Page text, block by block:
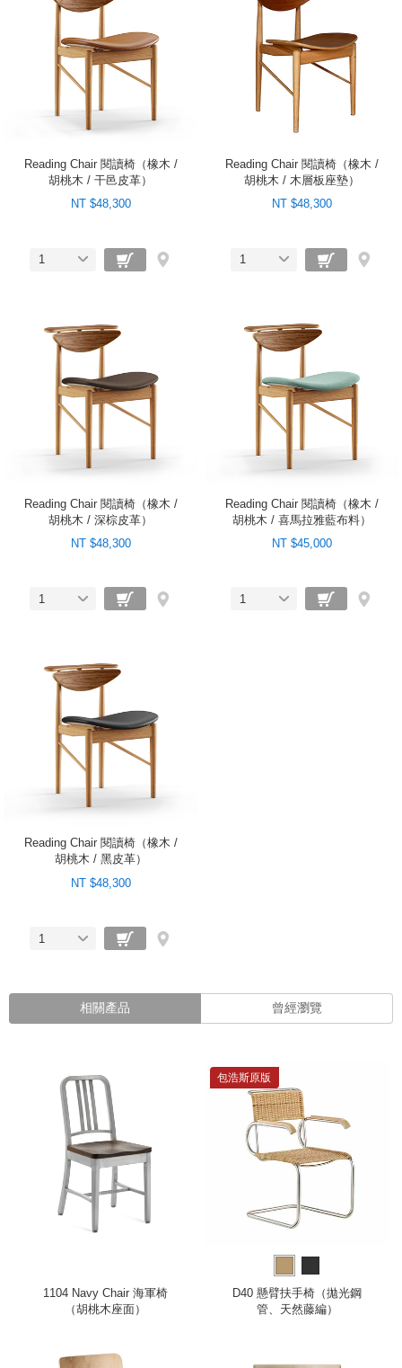
Reading Chair 閱讀椅（橡木 /
胡桃木 / 干邑皮革）
NT $48,300
1
Reading Chair 閱讀椅（橡木 /
胡桃木 / 木層板座墊）
NT $48,300
1
Reading Chair 閱讀椅（橡木 /
胡桃木 / 深棕皮革）
NT $48,300
1
Reading Chair 閱讀椅（橡木 /
胡桃木 / 喜馬拉雅藍布料）
NT $45,000
1
Reading Chair 閱讀椅（橡木 /
胡桃木 / 黑皮革）
NT $48,300
1
相關產品 曾經瀏覽
1104 Navy Chair 海軍椅
（胡桃木座面）
包浩斯原版
D40 懸臂扶手椅（拋光鋼
管、天然藤編）